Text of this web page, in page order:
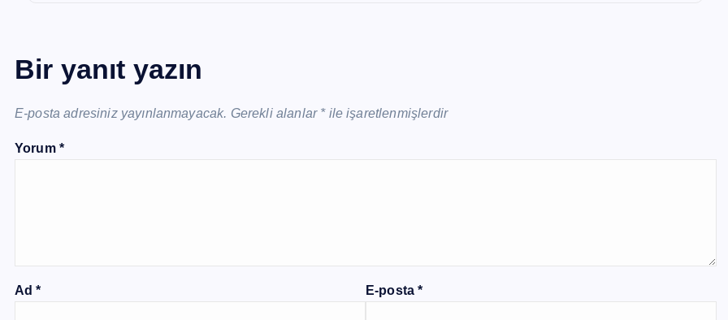
Bir yanıt yazın
E-posta adresiniz yayınlanmayacak. Gerekli alanlar *ile işaretlenmişlerdir
Yorum *
Ad* E-posta*